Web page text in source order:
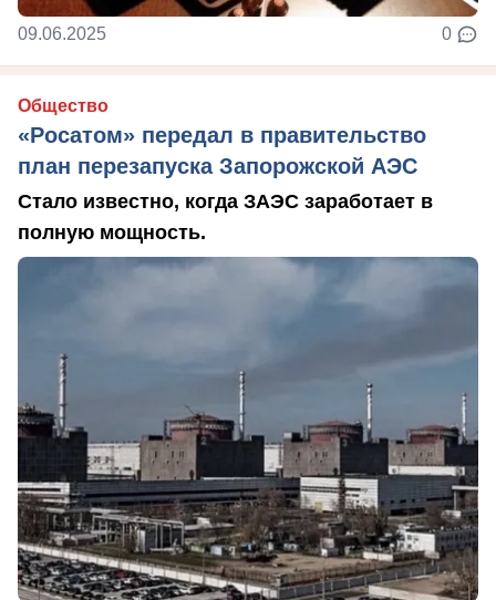
09.06.2025 0
Общество
«Росатом» передал в правительство
план перезапуска Запорожской АЭС
Стало известно, когда ЗАЭС заработает в
полную мощность.